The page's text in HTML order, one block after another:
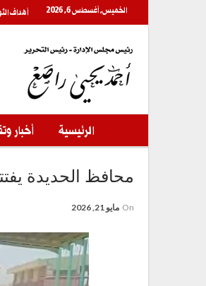
الخميس, أغسطس 6, 2026 أهداف
الرئيسية أخبار
محافظ الحديدة
On مايو 21, 2026